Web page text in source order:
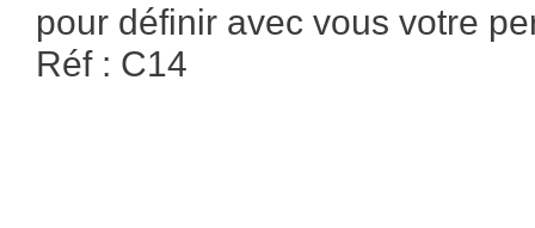
pour définir avec vous votre
Réf : C14